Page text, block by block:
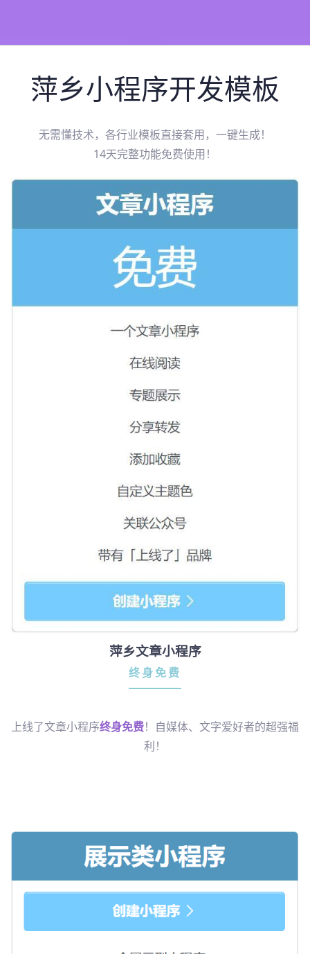
萍乡小程序开发模板
无需懂技术，各行业模板直接套用，一键生成！
14天完整功能免费使用！
萍乡文章小程序
终身免费
上线了文章小程序终身免费！自媒体、文字爱好者的超强福
利！